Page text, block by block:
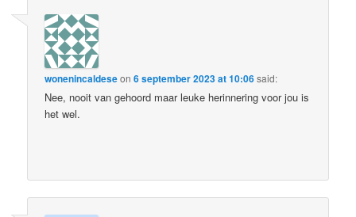
wonenincaldeseon6 september 2023 at 10:06said:
Nee, nooit van gehoord maar leuke herinnering voor jou is
het wel.